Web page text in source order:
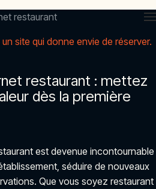
restaurant
site qui donne envie de réserver.
restaurant : mettez
dès la première
est devenue incontournable
séduire de nouveaux
Que vous soyez restaurant